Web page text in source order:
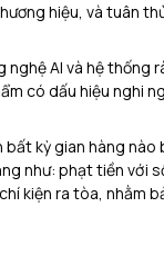
hiệu, và tuân
AI và hệ thống
có dấu hiệu nghi
kỳ gian hàng nào
như: phạt tiền với
kiện ra tòa, nhằm